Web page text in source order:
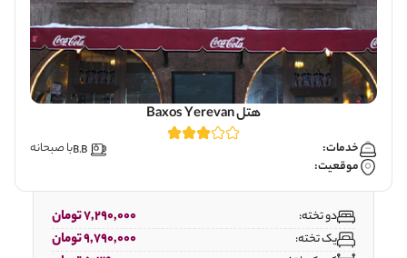
هتل Baxos Yerevan
خدمات:
با صبحانه
موقعیت:
دو تخته: 7,290,000 تومان
یک تخته: 9,790,000 تومان